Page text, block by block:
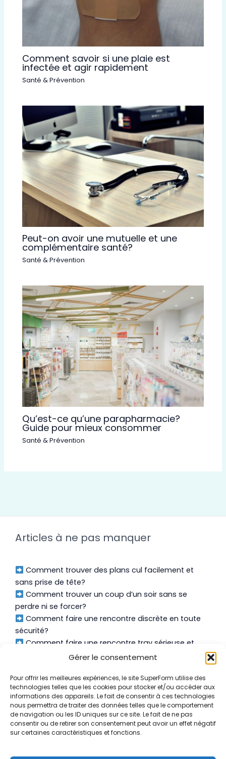
Gérer le consentement
Pour offrir les meilleures expériences, le site SuperForm utilise des
technologies telles que les cookies pour stocker et/ou accéder aux
informations des appareils. Le fait de consentir à ces technologies
nous permettra de traiter des données telles que le comportement
de navigation ou les ID uniques sur ce site. Le fait de ne pas
consentir ou de retirer son consentement peut avoir un effet négatif
sur certaines caractéristiques et fonctions.
Comment savoir si une plaie est
infectée et agir rapidement
Santé & Prévention
Peut-on avoir une mutuelle et une
complémentaire santé?
Santé & Prévention
Qu’est-ce qu’une parapharmacie?
Guide pour mieux consommer
Santé & Prévention
Articles à ne pas manquer
Comment trouver des plans cul facilement et
sans prise de tête?
Comment trouver un coup d’un soir sans se
perdre ni se forcer?
Comment faire une rencontre discrète en toute
sécurité?
Comment faire une rencontre trav sérieuse et
À Propos
Contact